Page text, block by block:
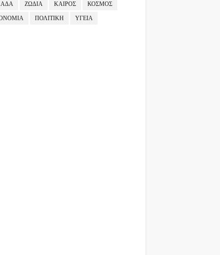
ΖΩΔΙΑ ΚΑΙΡΟΣ ΚΟΣΜΟΣ
ΠΟΛΙΤΙΚΗ ΥΓΕΙΑ